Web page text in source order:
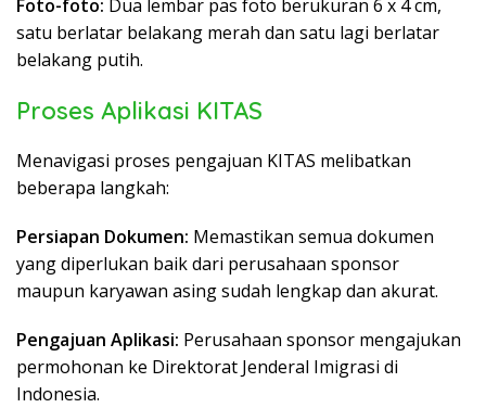
Foto-foto: Dua lembar pas foto berukuran 6 x 4 cm,
satu berlatar belakang merah dan satu lagi berlatar
belakang putih.
Proses Aplikasi KITAS
Menavigasi proses pengajuan KITAS melibatkan
beberapa langkah:
Persiapan Dokumen: Memastikan semua dokumen
yang diperlukan baik dari perusahaan sponsor
maupun karyawan asing sudah lengkap dan akurat.
Pengajuan Aplikasi: Perusahaan sponsor mengajukan
permohonan ke Direktorat Jenderal Imigrasi di
Indonesia.